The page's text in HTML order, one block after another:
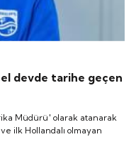
devde tarihe geçen
Müdürü' olarak atanarak
ilk Hollandalı olmayan